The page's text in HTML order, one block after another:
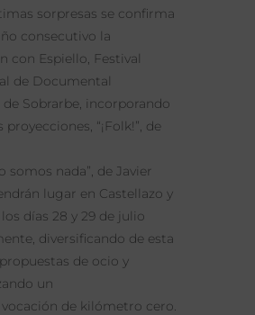
sorpresas se confirma
consecutivo la
con Espiello, Festival
de Documental
Sobrarbe, incorporando
“¡Folk!”, de
somos nada”, de Javier
lugar en Castellazo y
días 28 y 29 de julio
diversificando de esta
de ocio y
un
de kilómetro cero.